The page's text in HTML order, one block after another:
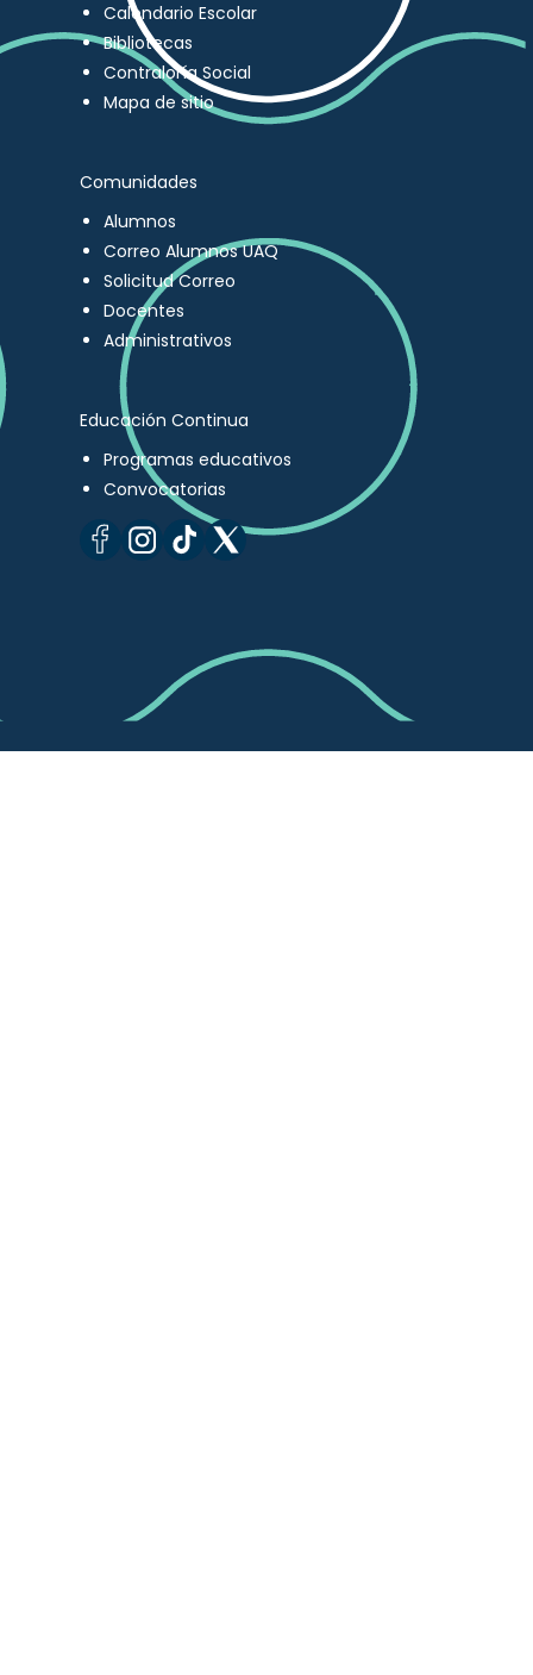
Calendario Escolar
Bibliotecas
Contraloría Social
Mapa de sitio
Comunidades
Alumnos
Correo Alumnos UAQ
Solicitud Correo
Docentes
Administrativos
Educación Continua
Programas educativos
Convocatorias